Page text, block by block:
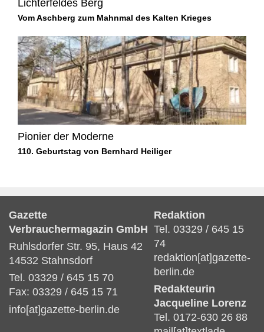
Lichterfeldes Berg
Vom Aschberg zum Mahnmal des Kalten Krieges
Pionier der Moderne
110. Geburtstag von Bernhard Heiliger
Gazette
Verbrauchermagazin GmbH
Ruhlsdorfer Str. 95, Haus 42
14532 Stahnsdorf
Tel. 03329 / 645 15 70
Fax: 03329 / 645 15 71
info[at]gazette-berlin.de
Redaktion
Tel. 03329 / 645 15
74
redaktion[at]gazette-
berlin.de
Redakteurin
Jacqueline Lorenz
Tel. 0172-630 26 88